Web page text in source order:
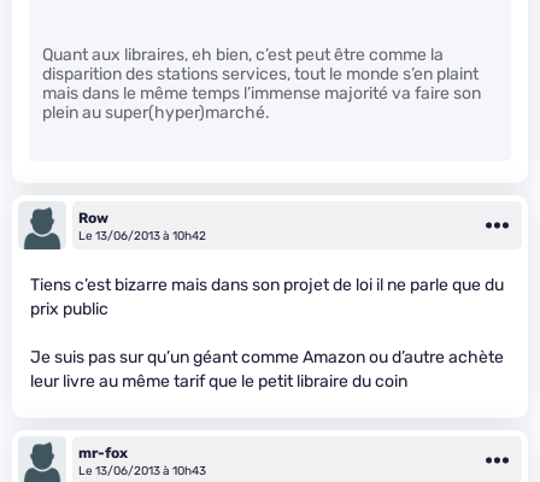
Quant aux libraires, eh bien, c’est peut être comme la
disparition des stations services, tout le monde s’en plaint
mais dans le même temps l’immense majorité va faire son
plein au super(hyper)marché.
Row
Le 13/06/2013 à 10h42
Tiens c’est bizarre mais dans son projet de loi il ne parle que du
prix public
Je suis pas sur qu’un géant comme Amazon ou d’autre achète
leur livre au même tarif que le petit libraire du coin
mr-fox
Le 13/06/2013 à 10h43